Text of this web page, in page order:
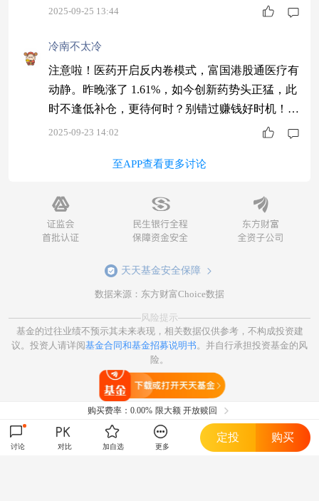
演绎投资价值！ $工银新能源汽车混合A$ $景顺长
2025-09-25 13:44
冷南不太冷
注意啦！医药开启反内卷模式，富国港股通医疗有
动静。昨晚涨了 1.61%，如今创新药势头正猛，此
时不逢低补仓，更待何时？别错过赚钱好时机！
$兴合先进制造混合发起式A$ $工银新能源汽车混
2025-09-23 14:02
至APP查看更多讨论
天天基金安全保障
数据来源：东方财富Choice数据
风险提示
基金的过往业绩不预示其未来表现，相关数据仅供参考，不构成投资建
议。投资人请详阅基金合同和基金招募说明书。并自行承担投资基金的风
险。
购买费率： 0.00% 限大额 开放赎回
讨论 对比 加自选 更多
定投 购买
打开天天基金